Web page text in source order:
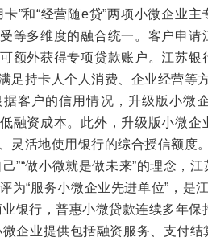
”和“经营随e贷”两项小微企业
等多维度的融合统一。客户申
额外获得专项贷款账户。江苏银
足持卡人个人消费、企业经营等
户的信用情况，升级版小微企
融资成本。此外，升级版小微
灵活地使用银行的综合授信额度。
做小微就是做未来”的理念，江
为“服务小微企业先进单位”，是
银行，普惠小微贷款连续多年保
业提供包括融资服务、支付结